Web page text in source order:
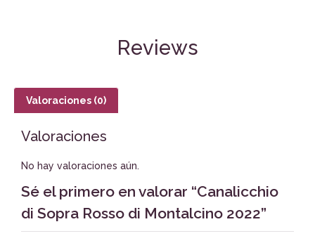
Reviews
Valoraciones (0)
Valoraciones
No hay valoraciones aún.
Sé el primero en valorar “Canalicchio
di Sopra Rosso di Montalcino 2022”